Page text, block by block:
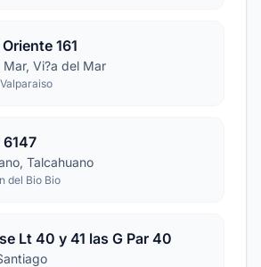
161
Vi?a del Mar
6147
Talcahuano
del Bio Bio
Lt 40 y 41 las G Par 40